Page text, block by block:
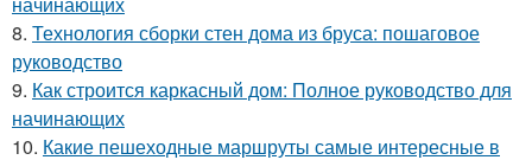
8. Технология сборки стен дома из бруса: пошаговое
руководство
9. Как строится каркасный дом: Полное руководство для
начинающих
10. Какие пешеходные маршруты самые интересные в